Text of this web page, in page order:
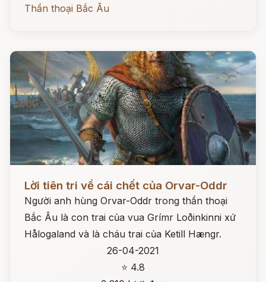
Thần thoại Bắc Âu
Lời tiên tri về cái chết của Orvar-Oddr
Người anh hùng Orvar-Oddr trong thần thoại
Bắc Âu là con trai của vua Grímr Loðinkinni xứ
Hålogaland và là cháu trai của Ketill Hængr.
26-04-2021
⭐ 4.8